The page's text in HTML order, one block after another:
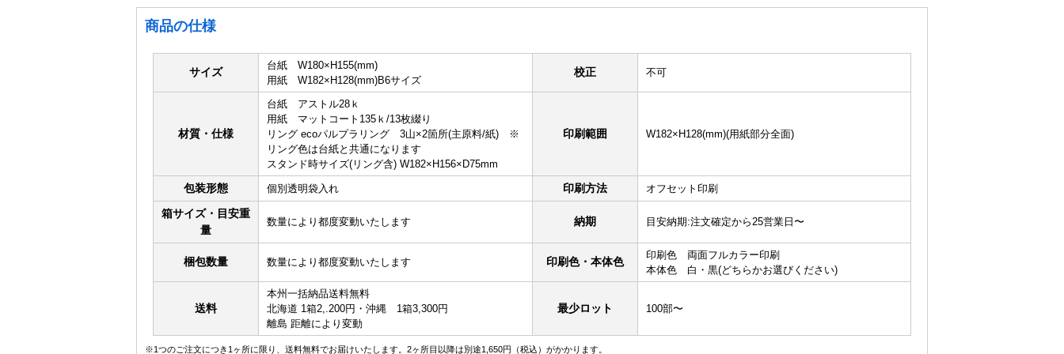
商品の仕様
サイズ
台紙 W180×H155(mm)
用紙 W182×H128(mm)B6サイズ
校正 不可
材質・仕様
台紙 アストル28ｋ
用紙 マットコート135ｋ/13枚綴り
リング ecoパルプラリング 3山×2箇所(主原料/紙) ※
リング色は台紙と共通になります
スタンド時サイズ(リング含) W182×H156×D75mm
印刷範囲 W182×H128(mm)(用紙部分全面)
包装形態 個別透明袋入れ 印刷方法 オフセット印刷
箱サイズ・目安重
量
数量により都度変動いたします 納期 目安納期:注文確定から25営業日〜
梱包数量 数量により都度変動いたします 印刷色・本体色
印刷色 両面フルカラー印刷
本体色 白・黒(どちらかお選びください)
送料
本州一括納品送料無料
北海道 1箱2,.200円・沖縄 1箱3,300円
離島 距離により変動
最少ロット 100部〜
※1つのご注文につき1ヶ所に限り、送料無料でお届けいたします。2ヶ所目以降は別途1,650円（税込）がかかります。